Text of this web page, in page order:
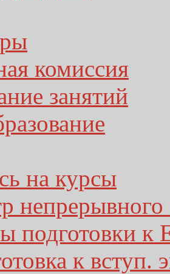
комиссия
занятий
на курсы
непрерывного
подготовки
к вступ.